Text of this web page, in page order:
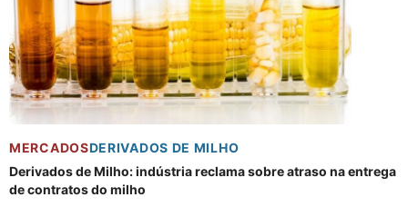
MERCADOSDERIVADOS DE MILHO
Derivados de Milho: indústria reclama sobre atraso na entrega
de contratos do milho